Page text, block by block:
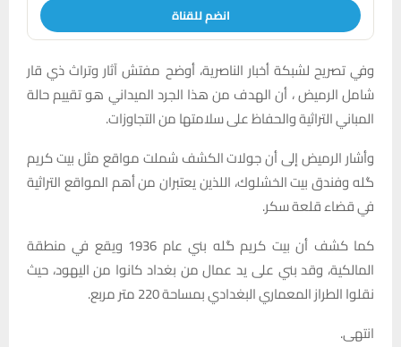
انضم للقناة
وفي تصريح لشبكة أخبار الناصرية، أوضح مفتش آثار وتراث ذي قار
شامل الرميض ، أن الهدف من هذا الجرد الميداني هو تقييم حالة
المباني التراثية والحفاظ على سلامتها من التجاوزات.
وأشار الرميض إلى أن جولات الكشف شملت مواقع مثل بيت كريم
گله وفندق بيت الخشلوك، اللذين يعتبران من أهم المواقع التراثية
في قضاء قلعة سكر.
كما كشف أن بيت كريم گله بني عام 1936 ويقع في منطقة
المالكية، وقد بني على يد عمال من بغداد كانوا من اليهود، حيث
نقلوا الطراز المعماري البغدادي بمساحة 220 متر مربع.
انتهى.